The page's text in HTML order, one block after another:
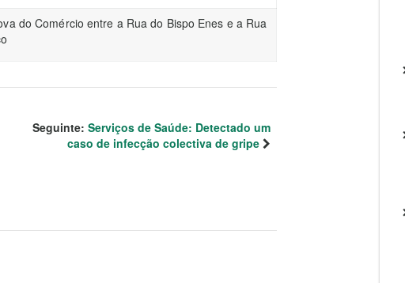
do Comércio entre a Rua do Bispo Enes e a Rua
Seguinte: Serviços de Saúde: Detectado um
caso de infecção colectiva de gripe